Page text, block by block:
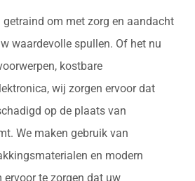
getraind om met zorg en aandacht
waardevolle spullen. Of het nu
kostbare
wij zorgen ervoor dat
op de plaats van
We maken gebruik van
en modern
te zorgen dat uw